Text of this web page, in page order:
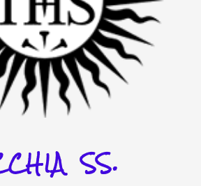
SS.